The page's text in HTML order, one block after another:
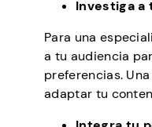
Investiga a
Para una
a tu audiencia
preferencias.
adaptar tu